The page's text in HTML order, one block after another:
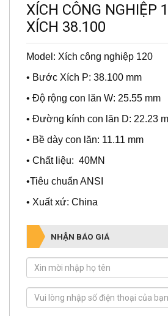
XÍCH CÔNG NGHIỆP
XÍCH 38.100
Model: Xích công nghiệp 120
• Bước Xích P: 38.100 mm
• Độ rộng con lăn W: 25.55 mm
• Đường kính con lăn D: 22.23
• Bề dày con lăn: 11.11 mm
• Chất liệu: 40MN
•Tiêu chuẩn ANSI
• Xuất xứ: China
NHẬN BÁO GIÁ